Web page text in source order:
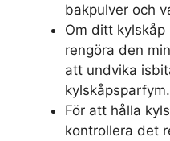
bakpulver och
Om ditt
rengöra den
att undvika
kylskåpsparfym.
För att hålla
kontrollera det